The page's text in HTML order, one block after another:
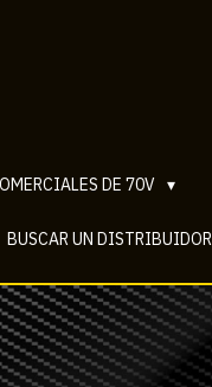
DE 70V ▾
BUSCAR UN DISTRIBUIDOR